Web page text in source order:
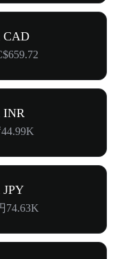
CAD
INR
JPY
74.63K